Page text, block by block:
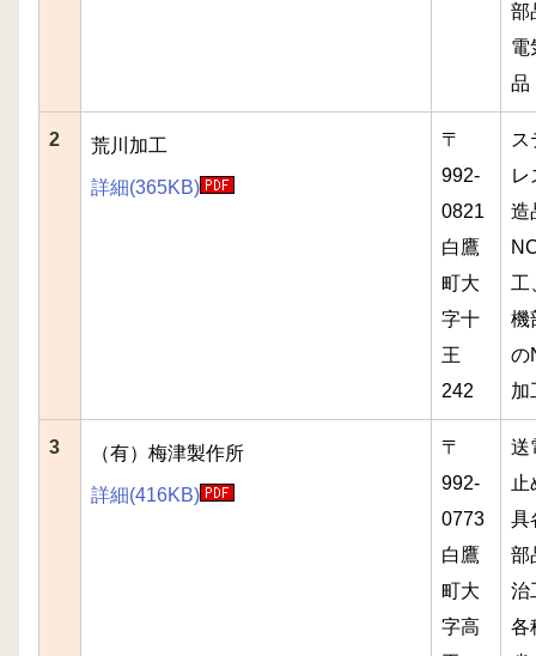
部
電
品
2 荒川加工
詳細(365KB)
〒
992-
0821
白鷹
町大
字十
王
242
ス
レ
造
工
機
の
加
3 （有）梅津製作所
詳細(416KB)
〒
992-
0773
白鷹
町大
字高
送
止
具
部
治
各